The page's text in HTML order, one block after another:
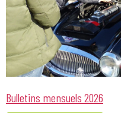
Bulletins mensuels 2026